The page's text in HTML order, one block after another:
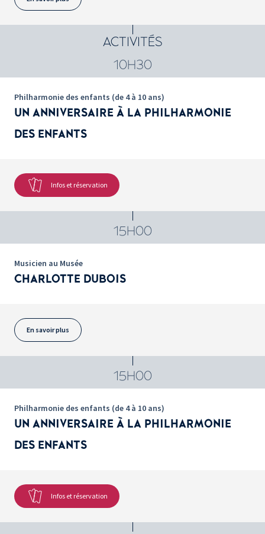
ACTIVITÉS
10H30
Philharmonie des enfants (de 4 à 10 ans)
UN ANNIVERSAIRE À LA PHILHARMONIE
DES ENFANTS
Infos et réservation
15H00
Musicien au Musée
CHARLOTTE DUBOIS
En savoir plus
15H00
Philharmonie des enfants (de 4 à 10 ans)
UN ANNIVERSAIRE À LA PHILHARMONIE
DES ENFANTS
Infos et réservation